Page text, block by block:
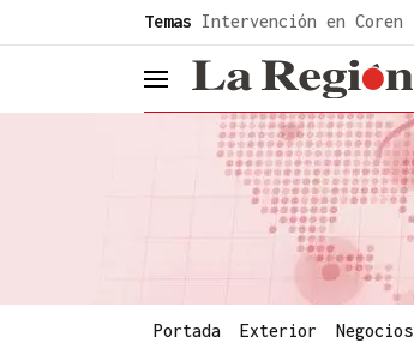
Temas Intervención en Coren
header.menu.open
Portada Exterior Negocios